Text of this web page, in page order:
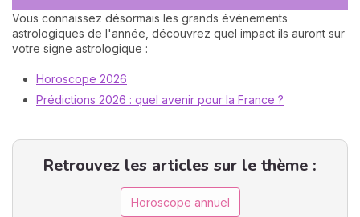
Vous connaissez désormais les grands événements
astrologiques de l'année, découvrez quel impact ils auront sur
votre signe astrologique :
Horoscope 2026
Prédictions 2026 : quel avenir pour la France ?
Retrouvez les articles sur le thème :
Horoscope annuel